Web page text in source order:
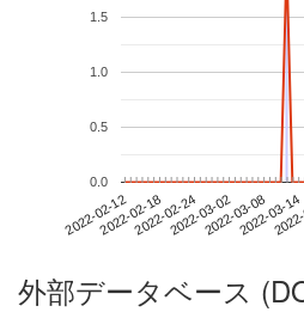
2022-02-122022-02-182022-02-242022-03-022022-03-082022-03-14
0.0
0.5
1.0
1.5
外部データベース